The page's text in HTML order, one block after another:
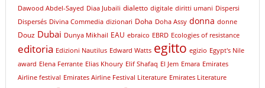
Dawood Abdel-Sayed Diaa Jubaili dialetto digitale diritti umani Dispersi
Dispersés Divina Commedia dizionari Doha Doha Assy donna donne
Douz Dubai Dunya Mikhail EAU ebraico EBRD Ecologies of resistance
editoria Edizioni Nautilus Edward Watts egitto egizio Egypt's Nile
award Elena Ferrante Elias Khoury Elif Shafaq El Jem Emara Emirates
Airline festival Emirates Airline Festival Literature Emirates Literature